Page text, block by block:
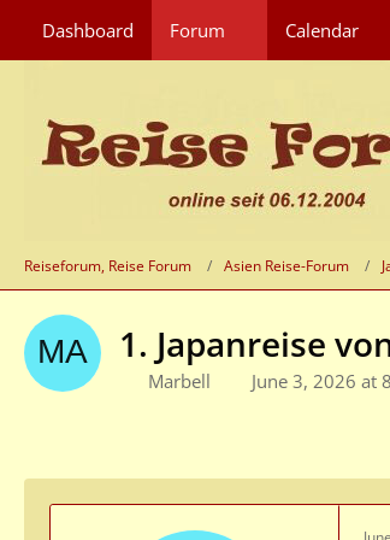
Dashboard Forum Calendar
Reiseforum, Reise Forum Asien Reise-Forum
1. Japanreise
Marbell June 3, 2026 at